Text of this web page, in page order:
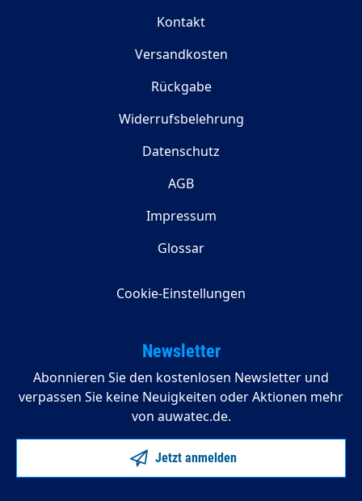
Kontakt
Versandkosten
Rückgabe
Widerrufsbelehrung
Datenschutz
AGB
Impressum
Glossar
Cookie-Einstellungen
Newsletter
Abonnieren Sie den kostenlosen Newsletter und
verpassen Sie keine Neuigkeiten oder Aktionen mehr
von auwatec.de.
Jetzt anmelden